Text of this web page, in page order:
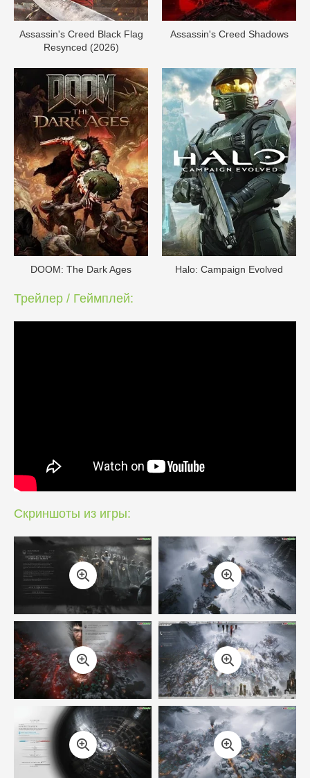
Assassin's Creed Black Flag
Resynced (2026)
Assassin's Creed Shadows
DOОM: The Dark Ages Halo: Campaign Evolved
Трейлер / Геймплей:
Скриншоты из игры: